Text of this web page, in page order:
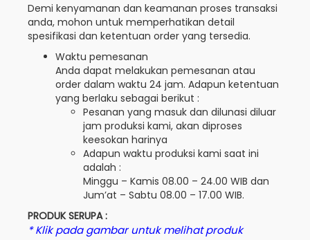
Demi kenyamanan dan keamanan proses transaksi
anda, mohon untuk memperhatikan detail
spesifikasi dan ketentuan order yang tersedia.
Waktu pemesanan
Anda dapat melakukan pemesanan atau
order dalam waktu 24 jam. Adapun ketentuan
yang berlaku sebagai berikut :
Pesanan yang masuk dan dilunasi diluar
jam produksi kami, akan diproses
keesokan harinya
Adapun waktu produksi kami saat ini
adalah :
Minggu – Kamis 08.00 – 24.00 WIB dan
Jum’at – Sabtu 08.00 – 17.00 WIB.
PRODUK SERUPA :
* Klik pada gambar untuk melihat produk